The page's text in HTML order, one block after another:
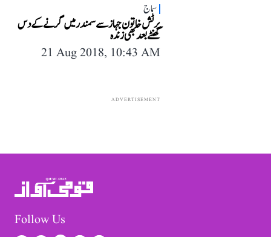
سماج
برٹش خاتون جہاز سے سمندر میں گرنے کے دس
گھنٹے بعد بھی زندہ
21 Aug 2018, 10:43 AM
ADVERTISEMENT
Follow Us